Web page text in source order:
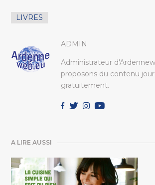
LIVRES
ADMIN
Administrateur
proposons du contenu
gratuitement.
A LIRE AUSSI